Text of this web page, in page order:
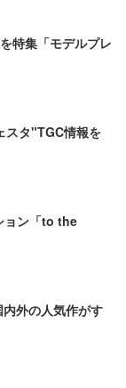
特集「モデルプレ
スタ"TGC情報を
ョン「to the
外の人気作がす